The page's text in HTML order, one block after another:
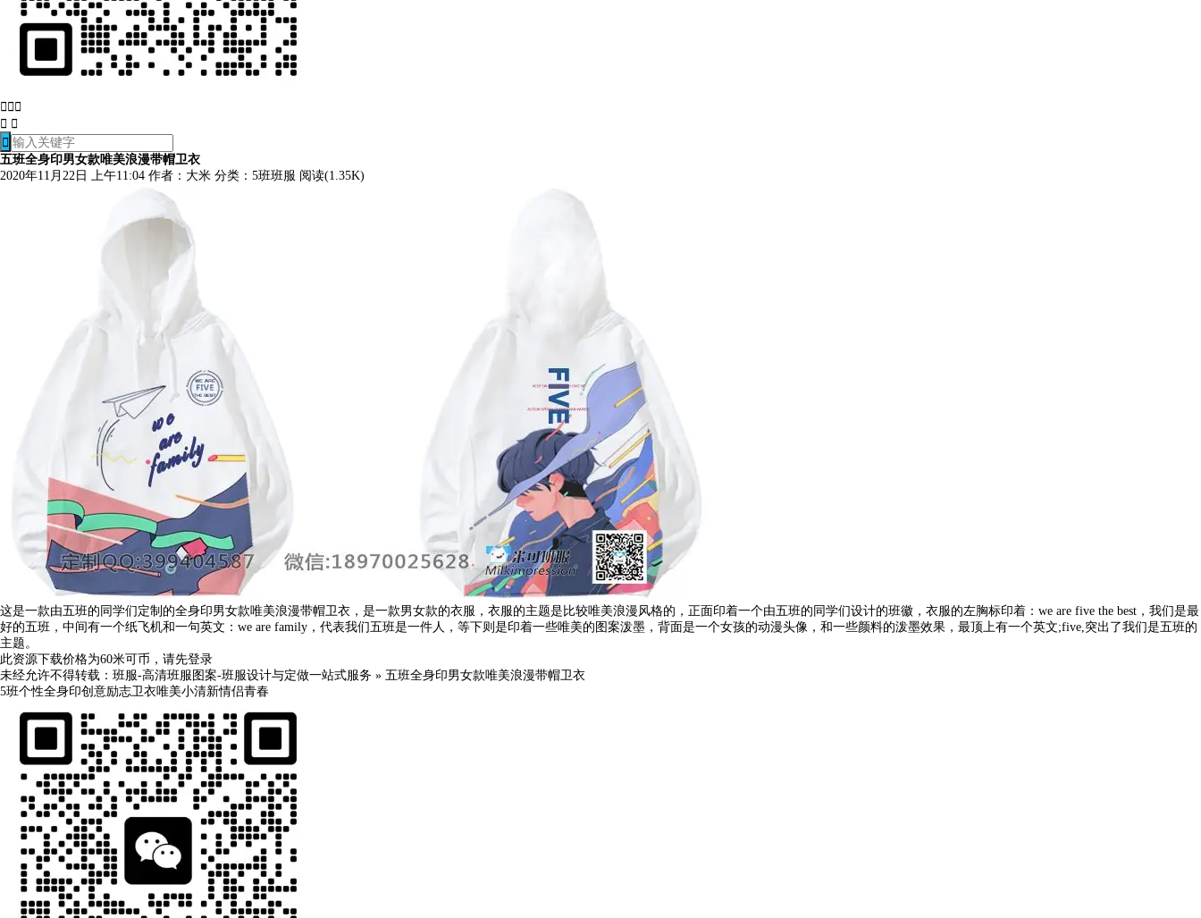
  
 

五班全身印男女款唯美浪漫带帽卫衣
2020年11月22日 上午11:04 作者：大米 分类： 5班班服 阅读(1.35K)
这是一款由五班的同学们定制的全身印男女款唯美浪漫带帽卫衣，是一款男女款的衣服，衣服的主题是比较唯美浪漫风格的，正面印着一个由五班的同学们设计的班徽，衣服的左胸标印着：we are five the best，我们是最
好的五班，中间有一个纸飞机和一句英文：we are family，代表我们五班是一件人，等下则是印着一些唯美的图案泼墨，背面是一个女孩的动漫头像，和一些颜料的泼墨效果，最顶上有一个英文;five,突出了我们是五班的
主题。
此资源下载价格为60米可币，请先登录
未经允许不得转载： 班服-高清班服图案-班服设计与定做一站式服务 » 五班全身印男女款唯美浪漫带帽卫衣
5班个性全身印创意励志卫衣唯美小清新情侣青春